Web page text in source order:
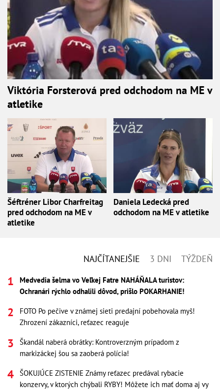
Viktória Forsterová pred odchodom na ME v
atletike
Šéftréner Libor Charfreitag
pred odchodom na ME v
atletike
Daniela Ledecká pred
odchodom na ME v atletike
NAJČÍTANEJŠIE 3 DNI TÝŽDEŇ
Medvedia šelma vo Veľkej Fatre NAHÁŇALA turistov:
Ochranári rýchlo odhalili dôvod, prišlo POKARHANIE!
FOTO Po pečive v známej sieti predajní pobehovala myš!
Zhrození zákazníci, reťazec reaguje
Škandál naberá obrátky: Kontroverzným prípadom z
markizáckej šou sa zaoberá polícia!
ŠOKUJÚCE ZISTENIE Známy reťazec predával rybacie
konzervy, v ktorých chýbali RYBY! Môžete ich mať doma aj vy